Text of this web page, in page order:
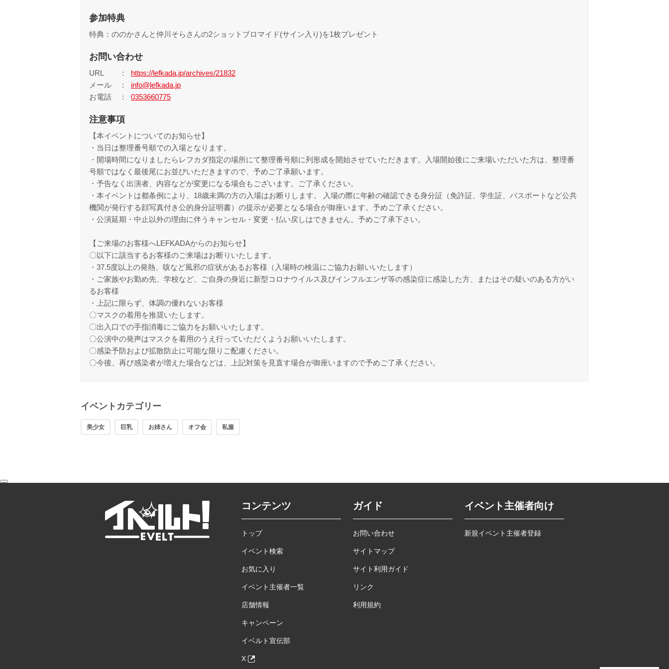
参加特典
特典：ののかさんと仲川そらさんの2ショットブロマイド(サイン入り)を1枚プレゼント
お問い合わせ
URL
https://lefkada.jp/archives/21832
メール
info@lefkada.jp
お電話
0353660775
注意事項
【本イベントについてのお知らせ】
・当日は整理番号順での入場となります。
・開場時間になりましたらレフカダ指定の場所にて整理番号順に列形成を開始させていただきます。入場開始後にご来場いただいた方は、整理番
号順ではなく最後尾にお並びいただきますので、予めご了承願います。
・予告なく出演者、内容などが変更になる場合もございます。ご了承ください。
・本イベントは都条例により、18歳未満の方の入場はお断りします。 入場の際に年齢の確認できる身分証（免許証、学生証、パスポートなど公共
機関が発行する顔写真付き公的身分証明書）の提示が必要となる場合が御座います。予めご了承ください。
・公演延期・中止以外の理由に伴うキャンセル・変更・払い戻しはできません。予めご了承下さい。
【ご来場のお客様へLEFKADAからのお知らせ】
〇以下に該当するお客様のご来場はお断りいたします。
・37.5度以上の発熱、咳など風邪の症状があるお客様（入場時の検温にご協力お願いいたします）
・ご家族やお勤め先、学校など、ご自身の身近に新型コロナウイルス及びインフルエンザ等の感染症に感染した方、またはその疑いのある方がい
るお客様
・上記に限らず、体調の優れないお客様
〇マスクの着用を推奨いたします。
〇出入口での手指消毒にご協力をお願いいたします。
〇公演中の発声はマスクを着用のうえ行っていただくようお願いいたします。
〇感染予防および拡散防止に可能な限りご配慮ください。
〇今後、再び感染者が増えた場合などは、上記対策を見直す場合が御座いますので予めご了承ください。
イベントカテゴリー
美少女 巨乳 お姉さん オフ会 私服
コンテンツ
トップ
イベント検索
お気に入り
イベント主催者一覧
店舗情報
キャンペーン
イベルト宣伝部
X
ガイド
お問い合わせ
サイトマップ
サイト利用ガイド
リンク
利用規約
イベント主催者向け
新規イベント主催者登録